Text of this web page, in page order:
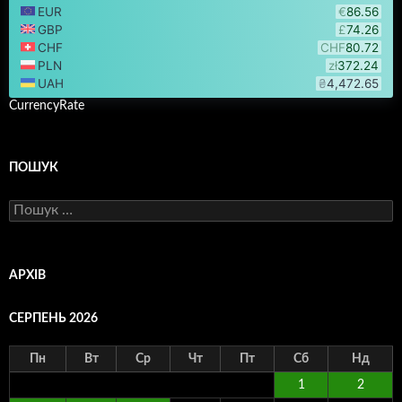
CurrencyRate
ПОШУК
Пошук:
АРХІВ
СЕРПЕНЬ 2026
Пн Вт Ср Чт Пт Сб Нд
1 2